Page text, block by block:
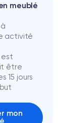
meublé
activité
être
15 jours
mon